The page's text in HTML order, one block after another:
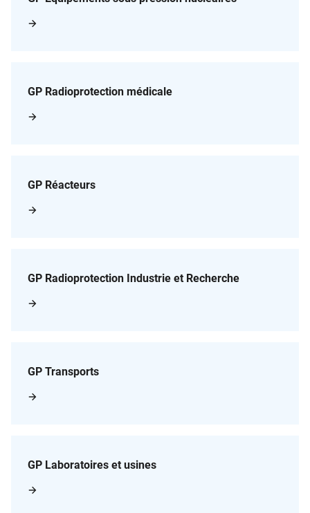
GP Radioprotection médicale
GP Réacteurs
GP Radioprotection Industrie et Recherche
GP Transports
GP Laboratoires et usines